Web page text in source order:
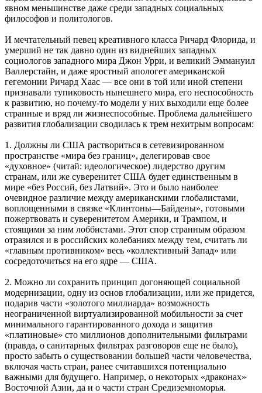
явном меньшинстве даже среди западных социальных
философов и политологов.
И мечтательный певец креативного класса Ричард Флорида, и
умерший не так давно один из виднейших западных
социологов западного мира Джон Урри, и великий Эммануил
Валлерстайн, и даже яростный апологет американской
гегемонии Ричард Хаас — все они в той или иной степени
признавали тупиковость нынешнего мира, его неспособность
к развитию, но почему-то модели у них выходили еще более
странные и вряд ли жизнеспособные. Проблема дальнейшего
развития глобализации сводилась к трем нехитрым вопросам:
1. Должны ли США раствориться в сетевизированном
пространстве «мира без границ», делегировав свое
«духовное» (читай: идеологическое) лидерство другим
странам, или же суверенитет США будет единственным в
мире «без Россий, без Латвий». Это и было наиболее
очевидное различие между американскими глобалистами,
воплощенными в связке «Клинтоны—Байдены», готовыми
пожертвовать и суверенитетом Америки, и Трампом, и
стоящими за ним лоббистами. Этот спор странным образом
отразился и в российских колебаниях между тем, считать ли
«главным противником» весь «коллективный Запад» или
сосредоточиться на его ядре — США.
2. Можно ли сохранить принцип догоняющей социальной
модернизации, одну из основ глобализации, или же придется,
подарив части «золотого миллиарда» возможность
неограниченной виртуализированной мобильности за счет
минимального гарантированного дохода и защитив
«платиновые» сто миллионов дополнительными фильтрами
(правда, о санитарных фильтрах разговоров еще не было),
просто забыть о существовании большей части человечества,
включая часть стран, ранее считавшихся потенциально
важными для будущего. Например, о некоторых «драконах»
Восточной Азии, да и о части стран Средиземноморья.